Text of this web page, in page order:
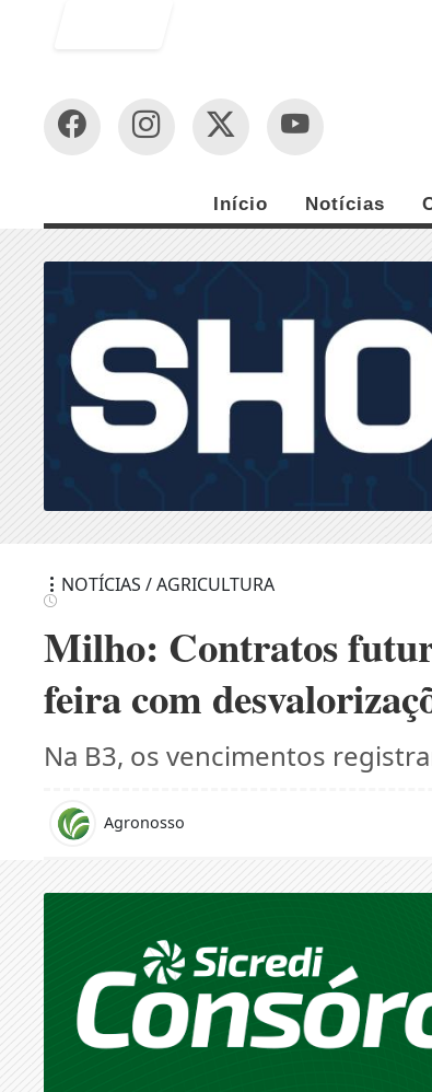
Início Notícias
NOTÍCIAS / AGRICULTURA
Milho: Contratos
feira com
Na B3, os vencimentos
Agronosso